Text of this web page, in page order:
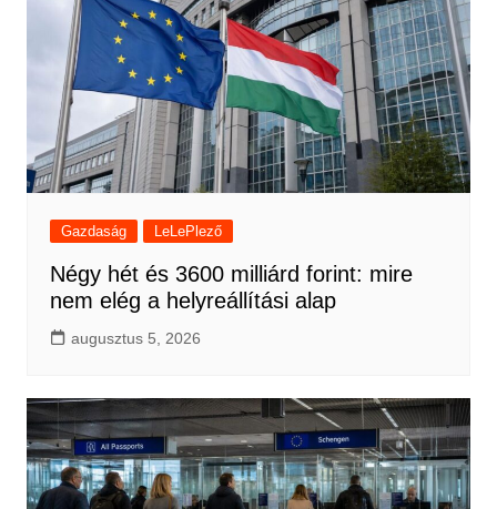
Gazdaság LeLePlező
Négy hét és 3600 milliárd forint: mire
nem elég a helyreállítási alap
augusztus 5, 2026